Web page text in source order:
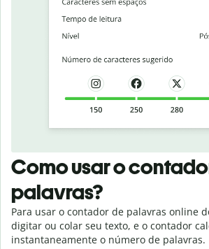
Como usar o
palavras?
Para usar o contador de palavras online
digitar ou colar seu texto, e o contador
instantaneamente o número de palavras.